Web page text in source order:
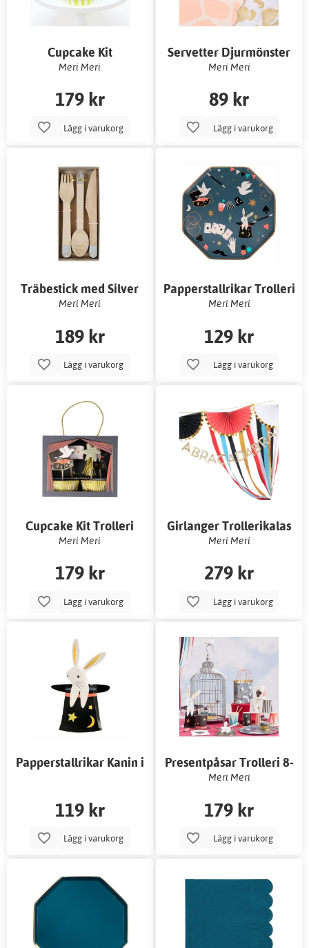
Cupcake Kit
Superhjältar
Meri Meri
179 kr
Lägg i varukorg
Servetter Djurmönster
16-pack
Meri Meri
89 kr
Lägg i varukorg
Träbestick med Silver
Meri Meri
189 kr
Lägg i varukorg
Papperstallrikar Trolleri
8-pack
Meri Meri
129 kr
Lägg i varukorg
Cupcake Kit Trolleri
Meri Meri
179 kr
Lägg i varukorg
Girlanger Trollerikalas
Meri Meri
279 kr
Lägg i varukorg
Papperstallrikar Kanin i
119 kr
Lägg i varukorg
Presentpåsar Trolleri 8-
pack
Meri Meri
179 kr
Lägg i varukorg